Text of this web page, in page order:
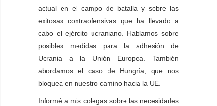
actual en el campo de batalla y sobre las
exitosas contraofensivas que ha llevado a
cabo el ejército ucraniano. Hablamos sobre
posibles medidas para la adhesión de
Ucrania a la Unión Europea. También
abordamos el caso de Hungría, que nos
bloquea en nuestro camino hacia la UE.
Informé a mis colegas sobre las necesidades